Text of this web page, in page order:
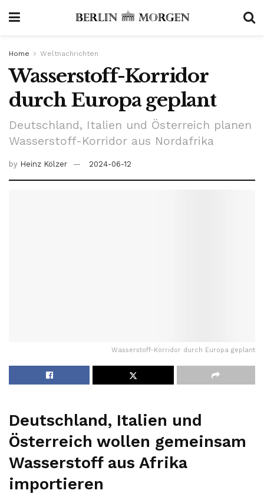
Home Weltnachrichten
Wasserstoff-Korridor
durch Europa geplant
Deutschland, Italien und Österreich planen
Wasserstoff-Korridor aus Nordafrika
by Heinz Kölzer 2024-06-12
Wasserstoff-Korridor durch Europa geplant
Deutschland, Italien und
Österreich wollen gemeinsam
Wasserstoff aus Afrika
importieren